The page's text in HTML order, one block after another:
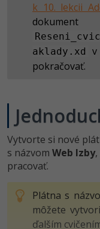
Algoritmy
Umelá
Pre deti
Siete
Ostatné
Fórum
Médiá
Kariéra
k 10. lekcii
dokument
aklady.xd
v
pokračovať.
Vytvorte si nové
s názvom Web Izby
pracovať.
Plátna s
môžete
ďalším